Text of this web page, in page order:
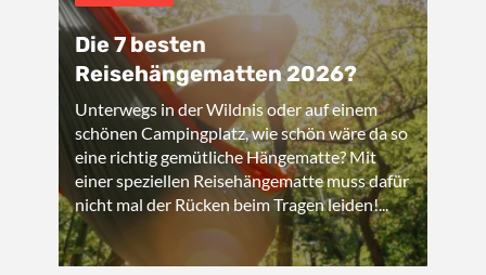
Die 7 besten
Reisehängematten 2026?
Unterwegs in der Wildnis oder auf einem
schönen Campingplatz, wie schön wäre da so
eine richtig gemütliche Hängematte? Mit
einer speziellen Reisehängematte muss dafür
nicht mal der Rücken beim Tragen leiden!...